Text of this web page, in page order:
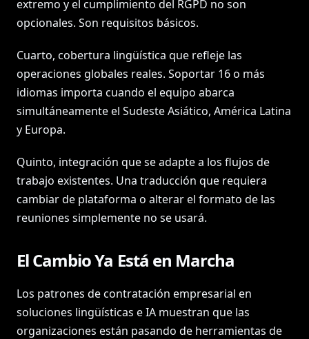
extremo y el cumplimiento del RGPD no son
opcionales. Son requisitos básicos.
Cuarto, cobertura lingüística que refleje las
operaciones globales reales. Soportar 16 o más
idiomas importa cuando el equipo abarca
simultáneamente el Sudeste Asiático, América Latina
y Europa.
Quinto, integración que se adapte a los flujos de
trabajo existentes. Una traducción que requiera
cambiar de plataforma o alterar el formato de las
reuniones simplemente no se usará.
El Cambio Ya Está en Marcha
Los patrones de contratación empresarial en
soluciones lingüísticas e IA muestran que las
organizaciones están pasando de herramientas de